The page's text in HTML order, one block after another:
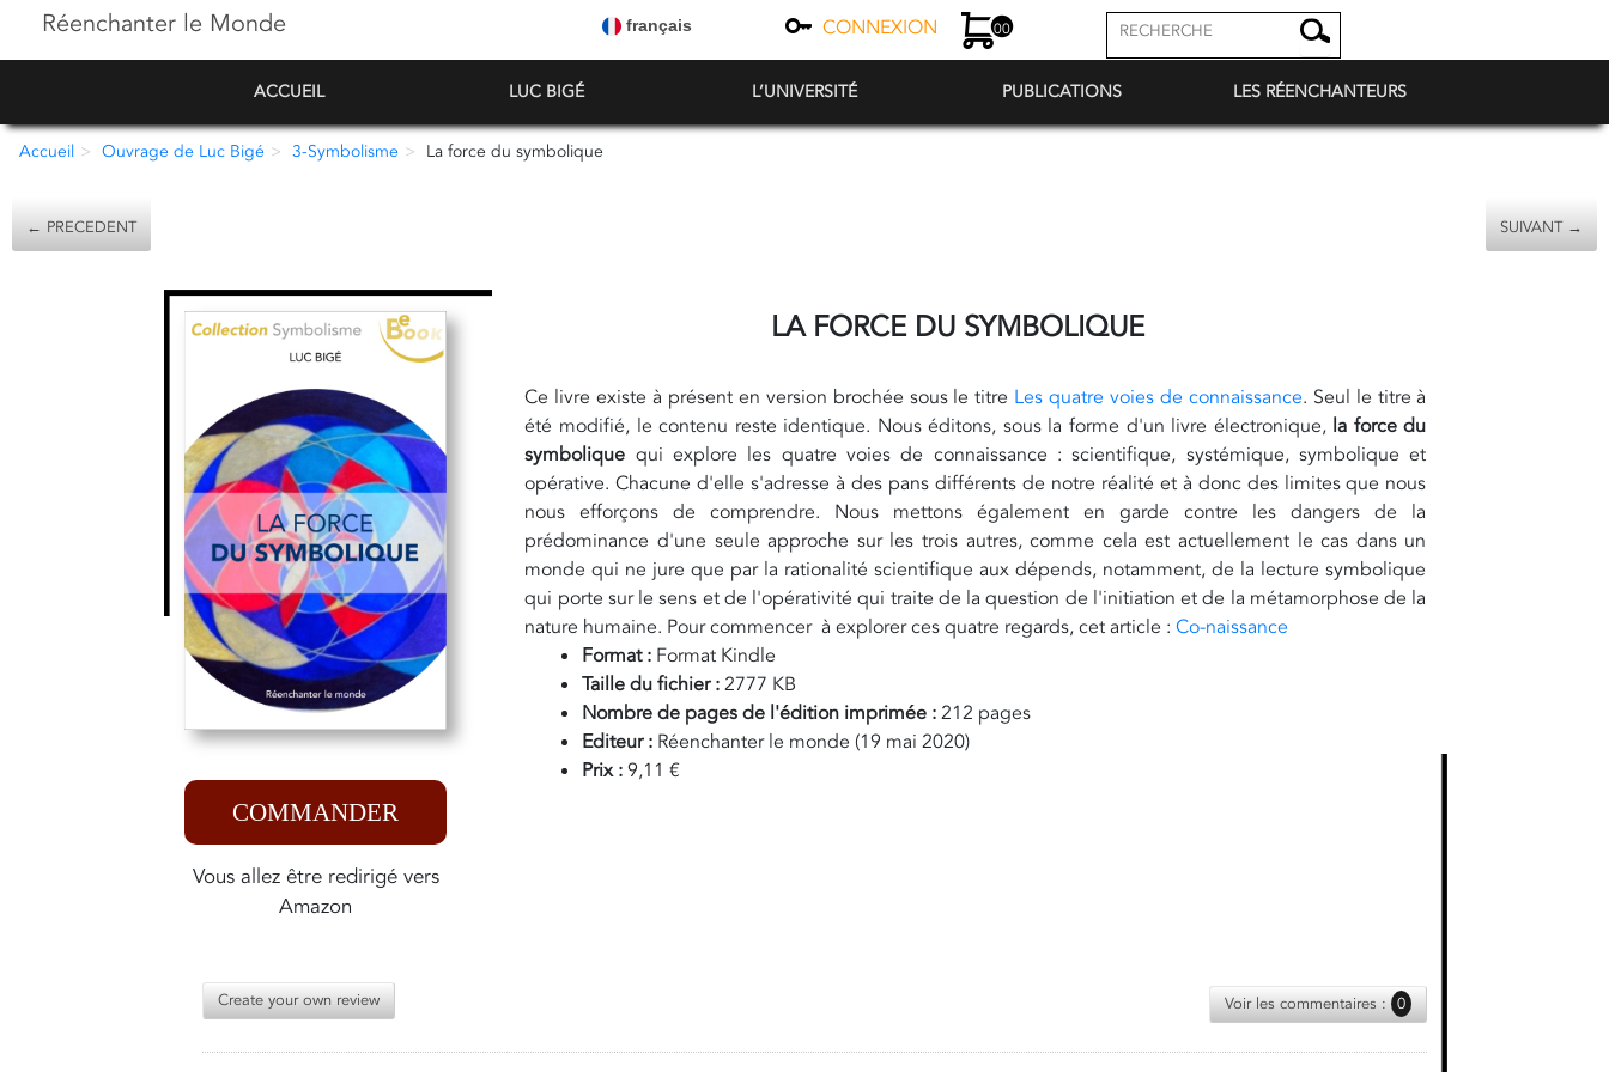
Réenchanter le Monde français CONNEXION 00
ACCUEIL LUC BIGÉ L’UNIVERSITÉ PUBLICATIONS LES RÉENCHANTEURS
Accueil Ouvrage de Luc Bigé 3-Symbolisme La force du symbolique
← PRECEDENT SUIVANT →
COMMANDER
Vous allez être redirigé vers
Amazon
LA FORCE DU SYMBOLIQUE
Ce livre existe à présent en version brochée sous le titre Les quatre voies de connaissance. Seul le titre à
été modifié, le contenu reste identique. Nous éditons, sous la forme d'un livre électronique,la force du
symbolique qui explore les quatre voies de connaissance : scientifique, systémique, symbolique et
opérative. Chacune d'elle s'adresse à des pans différents de notre réalité et à donc des limites que nous
nous efforçons de comprendre. Nous mettons également en garde contre les dangers de la
prédominance d'une seule approche sur les trois autres, comme cela est actuellement le cas dans un
monde qui ne jure que par la rationalité scientifique aux dépends, notamment, de la lecture symbolique
qui porte sur le sens et de l'opérativité qui traite de la question de l'initiation et de la métamorphose de la
nature humaine. Pour commencer à explorer ces quatre regards, cet article :Co-naissance
Format : Format Kindle
Taille du fichier :2777 KB
Nombre de pages de l'édition imprimée :212 pages
Editeur : Réenchanter le monde (19 mai 2020)
Prix :9,11 €
Create your own review Voir les commentaires : 0